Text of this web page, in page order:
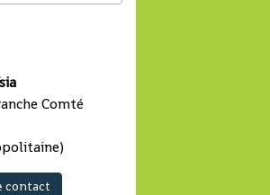
Comté
contact